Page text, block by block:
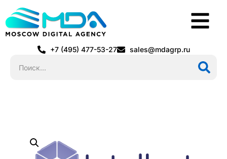
+7 (495) 477-53-27 sales@mdagrp.ru